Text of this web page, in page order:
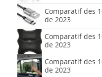
Comparatif des
de 2023
Comparatif des
de 2023
Comparatif des
de 2023